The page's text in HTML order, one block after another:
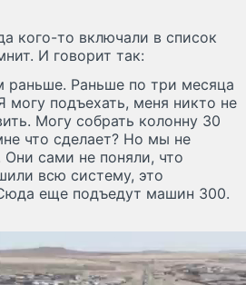
кого-то включали в список
И говорит так:
Раньше по три месяца
могу подъехать, меня никто не
Могу собрать колонну 30
что сделает? Но мы не
сами не поняли, что
всю систему, это
еще подъедут машин 300.